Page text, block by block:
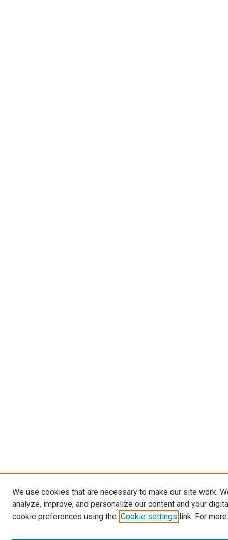
We use cookies that are necessary to make our site work.
analyze, improve, and personalize our content and your
cookie preferences using the Cookie settings link. For